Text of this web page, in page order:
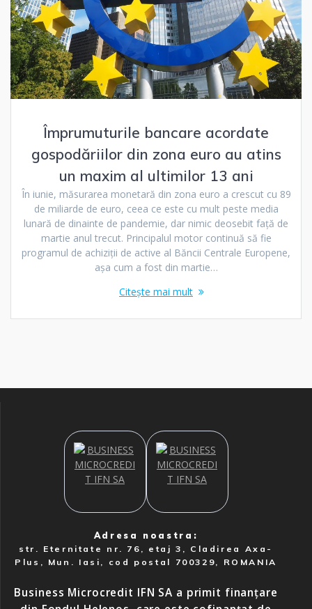
Împrumuturile bancare acordate
gospodăriilor din zona euro au atins
un maxim al ultimilor 13 ani
În iunie, măsurarea monetară din zona euro a crescut cu 89
de miliarde de euro, ceea ce este cu mult peste media
lunară de dinainte de pandemie, dar nimic deosebit față de
martie anul trecut. Principalul motor continuă să fie
programul de achiziții de active al Băncii Centrale Europene,
așa cum a fost din martie…
Citește mai mult
Adresa noastra:
str. Eternitate nr. 76, etaj 3, Cladirea Axa-
Plus, Mun. Iasi, cod postal 700329, ROMANIA
Business Microcredit IFN SA a primit finanțare